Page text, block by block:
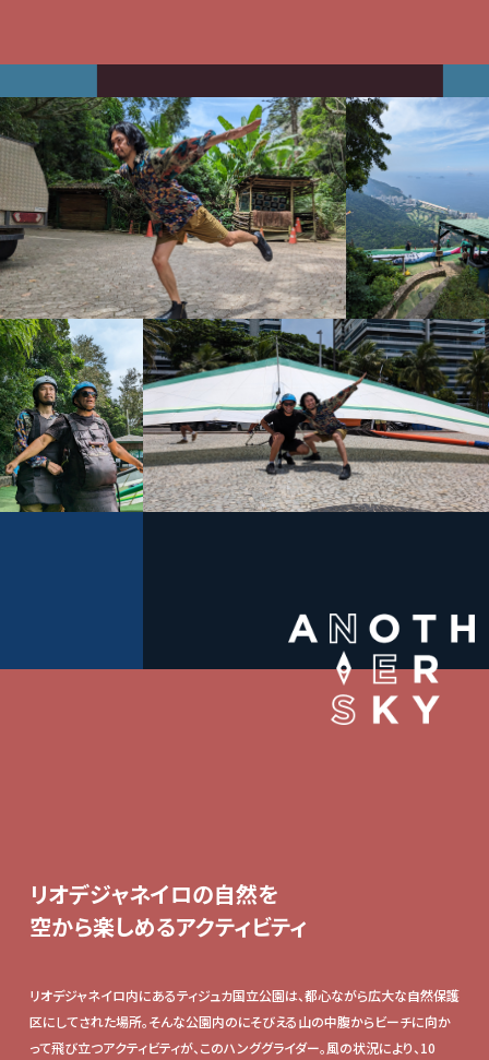
リオデジャネイロの自然を
空から楽しめるアクティビティ
リオデジャネイロ内にあるティジュカ国立公園は、都心ながら広大な自然保護
区にしてされた場所。そんな公園内のにそびえる山の中腹からビーチに向か
って飛び立つアクティビティが、このハンググライダー。風の状況により、10